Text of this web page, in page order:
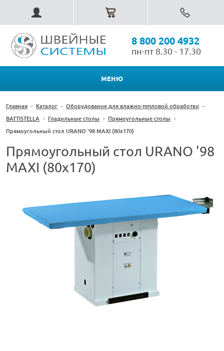
8 800 200 4932
пн-пт 8.30 - 17.30
МЕНЮ
Главная - Каталог - Оборудование для влажно-тепловой обработки -
BATTISTELLA - Гладильные столы - Прямоугольные столы -
Прямоугольный стол URANO '98 MAXI (80x170)
Прямоугольный стол URANO '98
MAXI (80x170)